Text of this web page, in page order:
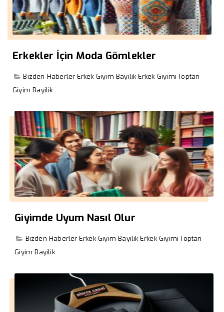
Erkekler İçin Moda Gömlekler
Bizden Haberler Erkek Giyim Bayilik Erkek Giyimi Toptan
Giyim Bayilik
Giyimde Uyum Nasıl Olur
Bizden Haberler Erkek Giyim Bayilik Erkek Giyimi Toptan
Giyim Bayilik